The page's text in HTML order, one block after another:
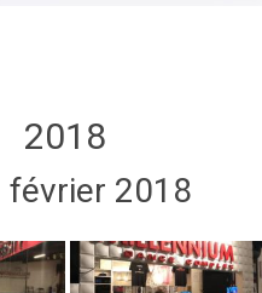
2018
février 2018